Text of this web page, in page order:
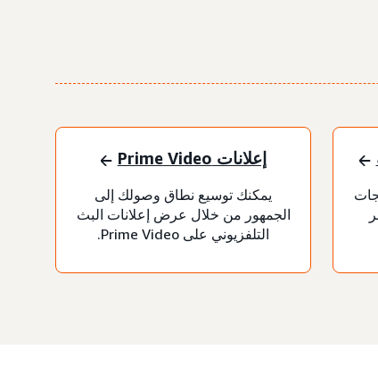
إعلانات Prime Video
يمكنك توسيع نطاق وصولك إلى
الجمهور من خلال عرض إعلانات البث
التلفزيوني على Prime Video.